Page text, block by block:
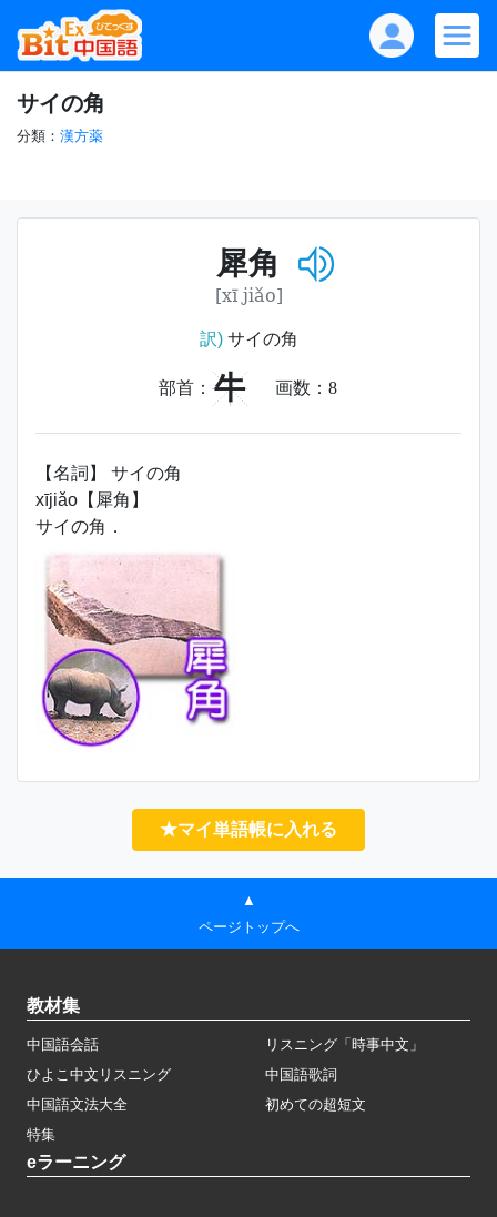
サイの角
分類： 漢方薬
犀角
[xī jiǎo]
訳)サイの角
部首： 牛 画数： 8
【名詞】 サイの角
xījiǎo【犀角】
サイの角．
★マイ単語帳に入れる
▲
ページトップへ
教材集
中国語会話
リスニング「時事中文」
ひよこ中文リスニング
中国語歌詞
中国語文法大全
初めての超短文
特集
eラーニング